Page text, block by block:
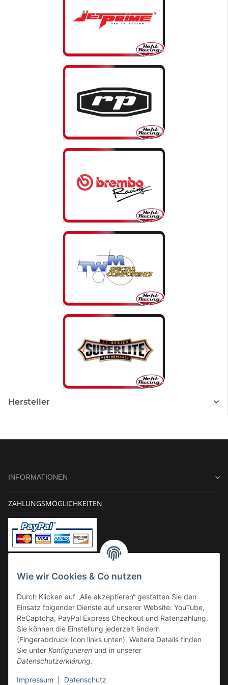
Wie wir Cookies & Co nutzen
Durch Klicken auf „Alle akzeptieren“ gestatten Sie den
Einsatz folgender Dienste auf unserer Website: YouTube,
ReCaptcha, PayPal Express Checkout und Ratenzahlung.
Sie können die Einstellung jederzeit ändern
(Fingerabdruck-Icon links unten). Weitere Details finden
Sie unter Konfigurieren und in unserer
Datenschutzerklärung.
Impressum Datenschutz
Hersteller
INFORMATIONEN
ZAHLUNGSMÖGLICHKEITEN
Kauf auf Rechnung
VERSAND